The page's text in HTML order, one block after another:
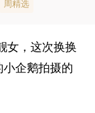
周精选
女，这次换换
企鹅拍摄的